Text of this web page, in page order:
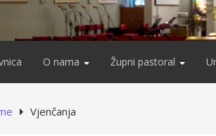
O nama Župni pastoral
Vjenčanja